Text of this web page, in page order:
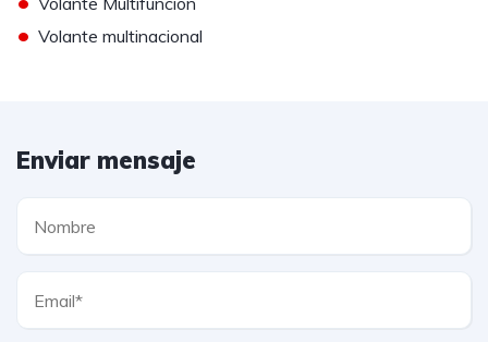
• Volante multinacional
Enviar mensaje